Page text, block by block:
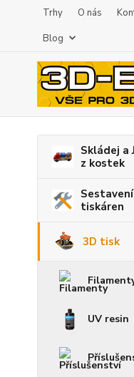
Trhy O nás
Blog
Skládej a
z kostek
tiskáren
3D tisk
UV resin